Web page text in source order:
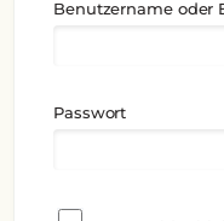
Benutzername oder
Passwort